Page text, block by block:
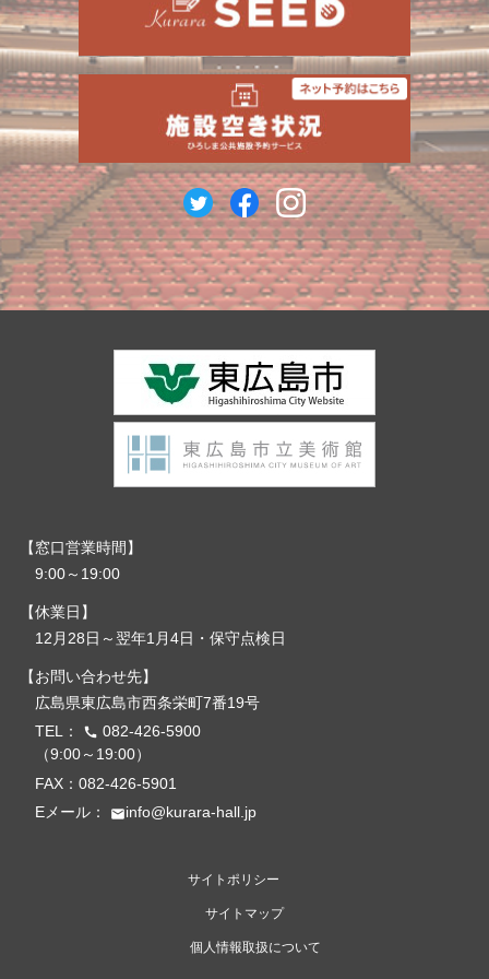
窓口営業時間
9:00～19:00
休業日
12月28日～翌年1月4日・保守点検日
お問い合わせ先
広島県東広島市西条栄町7番19号
TEL：
call 082-426-5900
（9:00～19:00）
FAX：082-426-5901
Eメール：
emailinfo@kurara-hall.jp
サイトポリシー
サイトマップ
個人情報取扱について